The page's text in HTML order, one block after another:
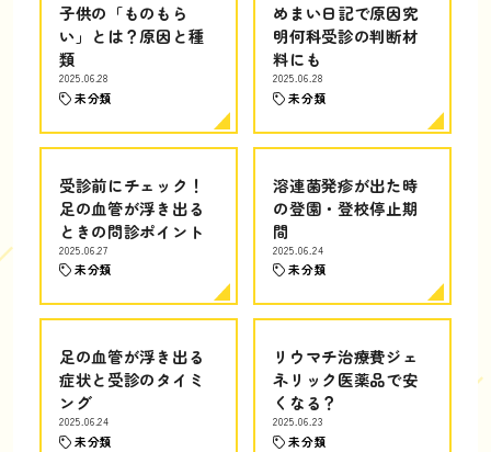
子供の「ものもら
い」とは？原因と種
類
2025.06.28
未分類
めまい日記で原因究
明何科受診の判断材
料にも
2025.06.28
未分類
受診前にチェック！
足の血管が浮き出る
ときの問診ポイント
2025.06.27
未分類
溶連菌発疹が出た時
の登園・登校停止期
間
2025.06.24
未分類
足の血管が浮き出る
症状と受診のタイミ
ング
2025.06.24
未分類
リウマチ治療費ジェ
ネリック医薬品で安
くなる？
2025.06.23
未分類